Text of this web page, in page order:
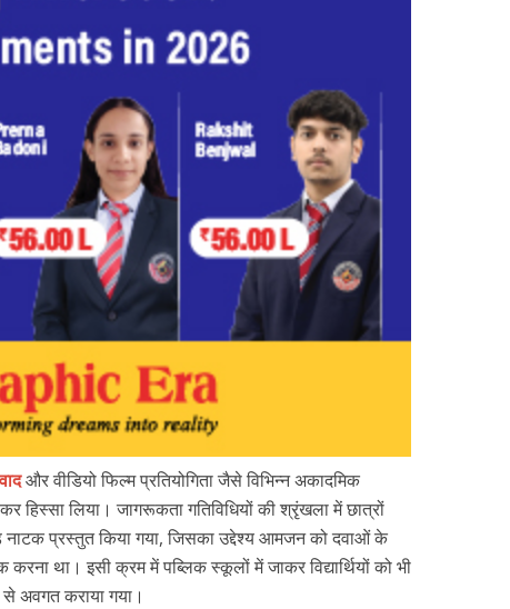
और वीडियो फिल्म प्रतियोगिता जैसे विभिन्न अकादमिक
हिस्सा लिया। जागरूकता गतिविधियों की श्रृंखला में छात्रों
नाटक प्रस्तुत किया गया, जिसका उद्देश्य आमजन को दवाओं के
था। इसी क्रम में पब्लिक स्कूलों में जाकर विद्यार्थियों को भी
से अवगत कराया गया।